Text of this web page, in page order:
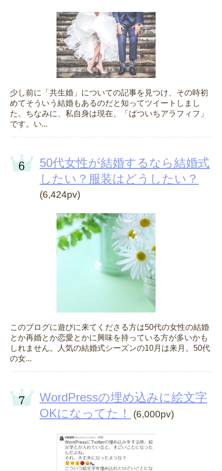
少し前に「共生婚」についての記事を見つけ、その時初
めてそういう結婚もあるのだと知ってツイートしまし
た。ちなみに、私自身は現在、「ばついちアラフィフ」
です。い...
50代女性が結婚するなら結婚式
したい？服装はどうしたい？
(6,424pv)
このブログに遊びに来てくださる方は50代の女性の結婚
とか再婚とか恋愛とかに興味を持っている方が多いかも
しれません。人気の結婚式シーズンの10月は来月。50代
の女...
WordPressの埋め込みに絵文字
OKになってた！
(6,000pv)